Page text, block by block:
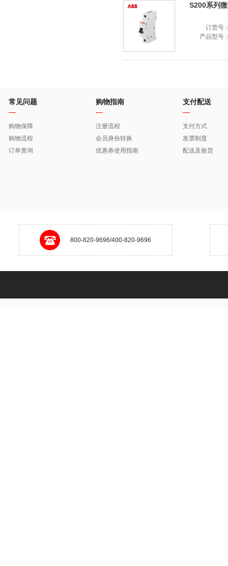
S200系列
订货号
产品型号
常见问题
购物保障
购物流程
订单查询
购物指南
注册流程
会员身份转换
优惠券使用指南
支付配送
支付方式
发票制度
配送及验货
800-820-9696/400-820-9696